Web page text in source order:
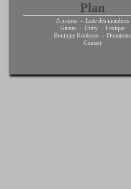
Plan
A propos - Liste des membres
Games - Unity - Lexique
Boutique Kookyoo - Donations
Contact